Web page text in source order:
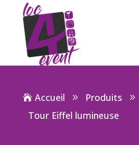
Accueil
Produits
Tour Eiffel lumineuse